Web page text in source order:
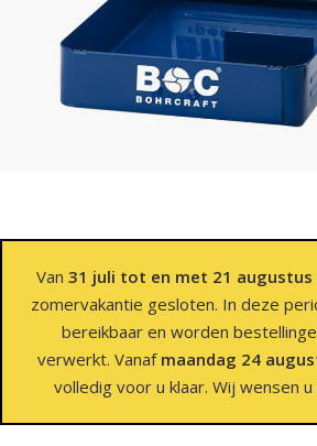
Van 31 juli tot en met 21 augustus
zomervakantie gesloten. In deze
bereikbaar en worden
verwerkt. Vanaf maandag 24
volledig voor u klaar. Wij wensen